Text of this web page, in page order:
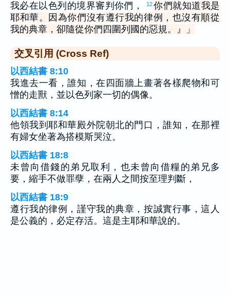
我必在以色列的境界審判你們，
12你們就知道我是
耶和華。因為你們沒有遵行我的律例，也沒有順從
我的典章，卻隨從你們四圍列國的惡規。』」
交叉引用 (Cross Ref)
以西結書 8:10
我進去一看，誰知，在四面牆上畫著各樣爬物和可
憎的走獸，並以色列家一切的偶像。
以西結書 8:14
他領我到耶和華殿外院朝北的門口，誰知，在那裡
有婦女坐著為搭模斯哭泣。
以西結書 18:8
未曾向借錢的弟兄取利，也未曾向借糧的弟兄多
要，縮手不做罪孽，在兩人之間按至理判斷，
以西結書 18:9
遵行我的律例，謹守我的典章，按誠實行事，這人
是公義的，必定存活。這是主耶和華說的。